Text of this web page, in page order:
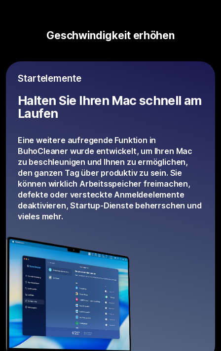
Geschwindigkeit erhöhen
Startelemente
Halten Sie Ihren Mac schnell am
Laufen
Eine weitere aufregende Funktion in
BuhoCleaner wurde entwickelt, um Ihren Mac
zu beschleunigen und Ihnen zu ermöglichen,
den ganzen Tag über produktiv zu sein. Sie
können wirklich Arbeitsspeicher freimachen,
defekte oder versteckte Anmeldeelemente
deaktivieren, Startup-Dienste beherrschen und
vieles mehr.